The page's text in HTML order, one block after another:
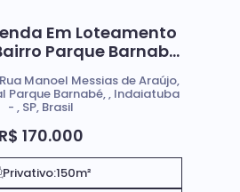
Em Loteamento
Parque Barnabé
R$ 170.000
Rua Manoel Messias de Araújo,
Parque Barnabé , Indaiatuba
, SP, Brasil
Privativo:150m²